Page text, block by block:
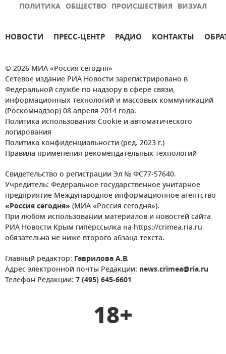
ПОЛИТИКА ОБЩЕСТВО ПРОИСШЕСТВИЯ ВИЗУАЛ
НОВОСТИ ПРЕСС-ЦЕНТР РАДИО КОНТАКТЫ
© 2026 МИА «Россия сегодня»
Сетевое издание РИА Новости зарегистрировано в
Федеральной службе по надзору в сфере связи,
информационных технологий и массовых коммуникаций
(Роскомнадзор) 08 апреля 2014 года.
Политика использования Cookie и автоматического
логирования
Политика конфиденциальности (ред. 2023 г.)
Правила применения рекомендательных технологий
Свидетельство о регистрации Эл № ФС77-57640.
Учредитель: Федеральное государственное унитарное
предприятие Международное информационное агентство
«Россия сегодня» (МИА «Россия сегодня»).
При любом использовании материалов и новостей сайта
РИА Новости Крым гиперссылка на https://crimea.ria.ru
обязательна не ниже второго абзаца текста.
Главный редактор: Гаврилова А.В.
Адрес электронной почты Редакции: news.crimea@ria.ru
Телефон Редакции: 7 (495) 645-6601
18+